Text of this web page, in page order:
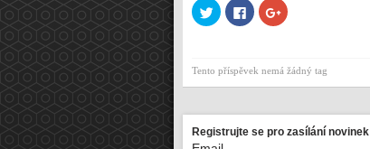
Sdílet
na
Twitteru
novém
okně)
Click
to
share
se
v
Sdílet
na
novém
okně)
Tento příspěvek nemá žádný tag
Registrujte se pro zasílání novinek